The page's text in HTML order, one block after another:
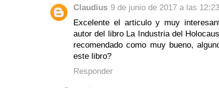
Claudius 9 de junio de 2017 a las 12:23
Excelente el articulo y muy
autor del libro La Industria del
recomendado como muy bueno,
este libro?
Responder